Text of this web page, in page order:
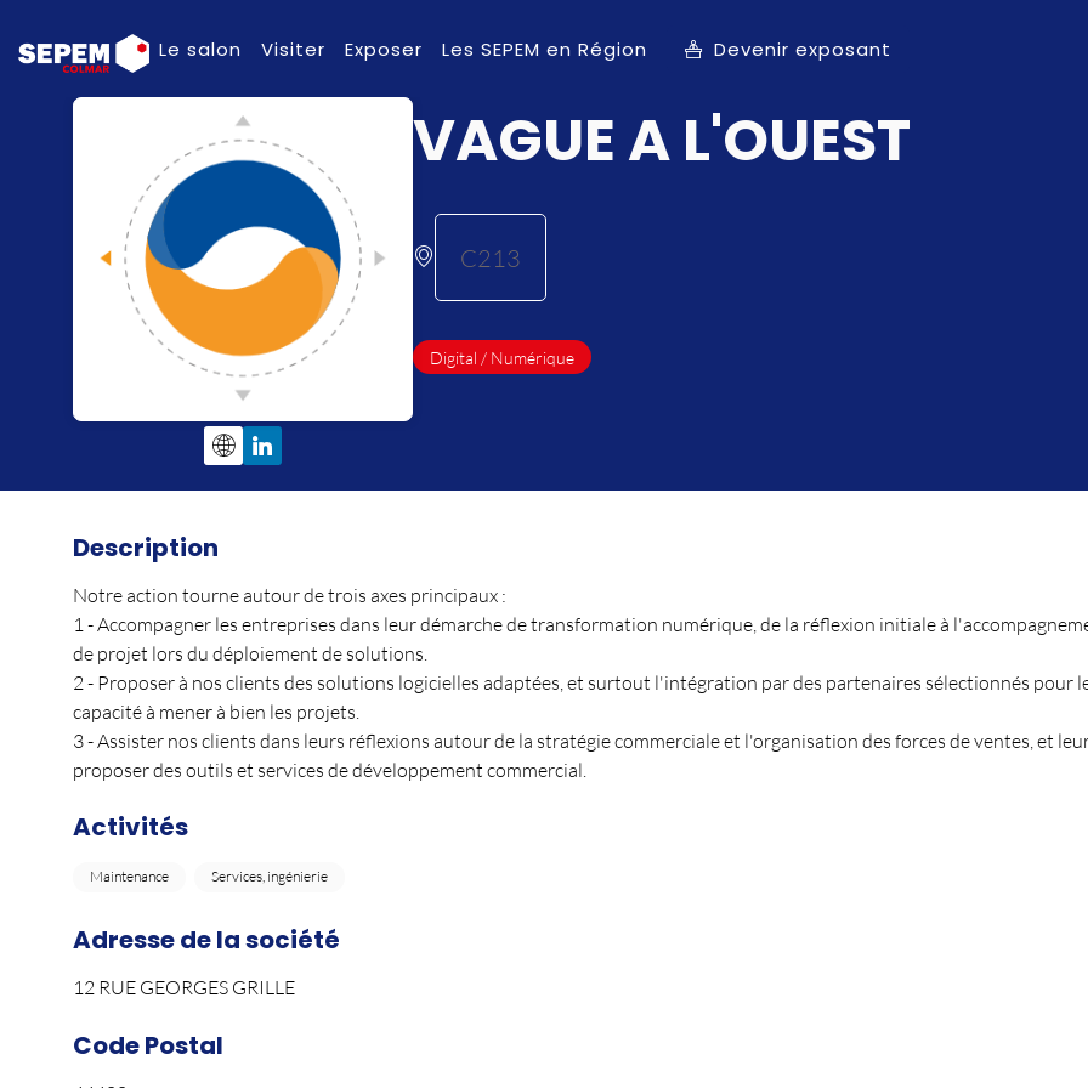
Le salon Visiter Exposer Les SEPEM en Région Devenir exposant
VAGUE A L'OUEST
C213
Digital / Numérique
Description
Notre action tourne autour de trois axes principaux :
1 - Accompagner les entreprises dans leur démarche de transformation numérique, de la réflexion initiale à
de projet lors du déploiement de solutions.
2 - Proposer à nos clients des solutions logicielles adaptées, et surtout l'intégration par des partenaires sélectionnés pour
capacité à mener à bien les projets.
3 - Assister nos clients dans leurs réflexions autour de la stratégie commerciale et l'organisation des forces de ventes, et
proposer des outils et services de développement commercial.
Activités
Maintenance Services, ingénierie
Adresse de la société
12 RUE GEORGES GRILLE
Code Postal